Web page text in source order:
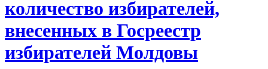
количество избирателей,
внесенных в Госреестр
избирателей Молдовы